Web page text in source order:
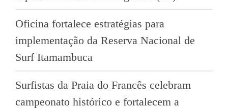
Oficina fortalece estratégias para
implementação da Reserva Nacional de
Surf Itamambuca
Surfistas da Praia do Francês celebram
campeonato histórico e fortalecem a